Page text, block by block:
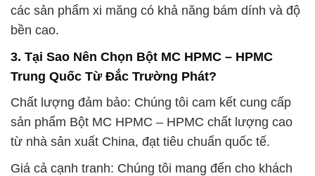
các sản phẩm xi măng có khả năng bám dính và độ
bền cao.
3. Tại Sao Nên Chọn Bột MC HPMC – HPMC
Trung Quốc Từ Đắc Trường Phát?
Chất lượng đảm bảo: Chúng tôi cam kết cung cấp
sản phẩm Bột MC HPMC – HPMC chất lượng cao
từ nhà sản xuất China, đạt tiêu chuẩn quốc tế.
Giá cả cạnh tranh: Chúng tôi mang đến cho khách